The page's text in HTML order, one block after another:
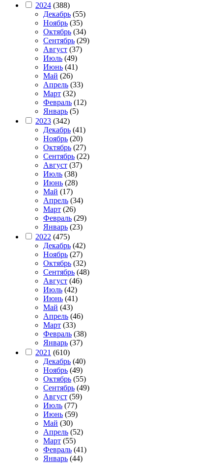
2024 (388)
Декабрь (55)
Ноябрь (35)
Октябрь (34)
Сентябрь (29)
Август (37)
Июль (49)
Июнь (41)
Май (26)
Апрель (33)
Март (32)
Февраль (12)
Январь (5)
2023 (342)
Декабрь (41)
Ноябрь (20)
Октябрь (27)
Сентябрь (22)
Август (37)
Июль (38)
Июнь (28)
Май (17)
Апрель (34)
Март (26)
Февраль (29)
Январь (23)
2022 (475)
Декабрь (42)
Ноябрь (27)
Октябрь (32)
Сентябрь (48)
Август (46)
Июль (42)
Июнь (41)
Май (43)
Апрель (46)
Март (33)
Февраль (38)
Январь (37)
2021 (610)
Декабрь (40)
Ноябрь (49)
Октябрь (55)
Сентябрь (49)
Август (59)
Июль (77)
Июнь (59)
Май (30)
Апрель (52)
Март (55)
Февраль (41)
Январь (44)